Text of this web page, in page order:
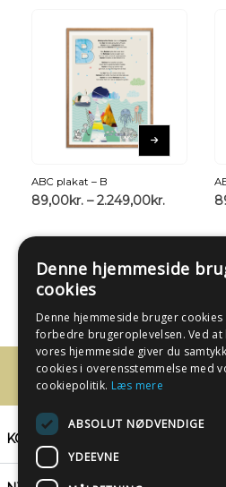
ABC plakat – B
89,00kr. – 2.249,00kr.
Har du spørgsmål, så
svaret
KONTAKT
Denne hjemmeside
cookies
Denne hjemmeside bruger cookies
forbedre brugeroplevelsen. Ved at
vores hjemmeside giver du
cookies i overensstemmelse med
cookiepolitik. Læs mere
ABSOLUT NØDVENDIGE
YDEEVNE